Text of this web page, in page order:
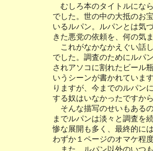
むしろ本のタイトルにな
でした。世の中の大抵のお
いるルパン。ルパンとは気
きた悪党の依頼を、何の気
これがなかなかえぐい話
でした。調査のためにルパ
されアソコに割れたビール
いうシーンが書かれていま
りますが、今までのルパン
する奴はいなかったですか
そんな描写のせいもある
までルパンは淡々と調査を
惨な展開も多く、最終的に
わずか１ページのオマケ程
また、ルパン以外のいつ